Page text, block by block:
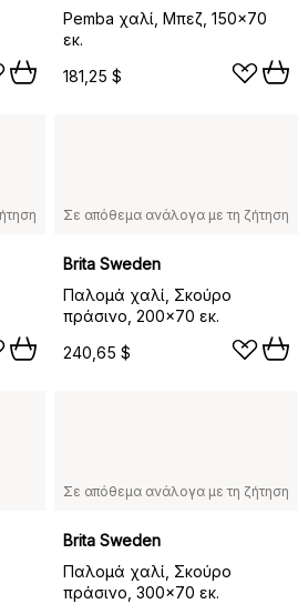
Pemba χαλί, Μπεζ, 150x70
εκ.
181,25 $
Σε απόθεμα ανάλογα με τη ζήτηση
Brita Sweden
Παλομά χαλί, Σκούρο
πράσινο, 200x70 εκ.
240,65 $
Σε απόθεμα ανάλογα με τη ζήτηση
Brita Sweden
Παλομά χαλί, Σκούρο
πράσινο, 300x70 εκ.